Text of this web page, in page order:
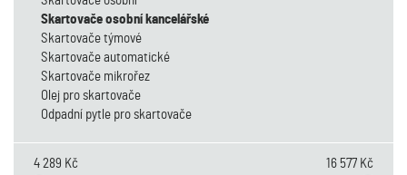
Skartovače osobní kancelářské
Skartovače týmové
Skartovače automatické
Skartovače mikrořez
Olej pro skartovače
Odpadní pytle pro skartovače
4 289 Kč 16 577 Kč